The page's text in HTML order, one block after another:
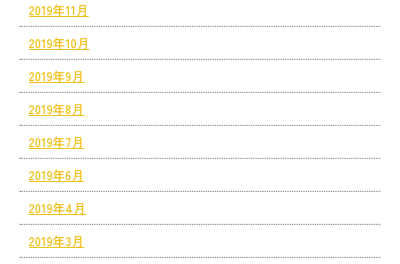
2019年11月
2019年10月
2019年9月
2019年8月
2019年7月
2019年6月
2019年4月
2019年3月